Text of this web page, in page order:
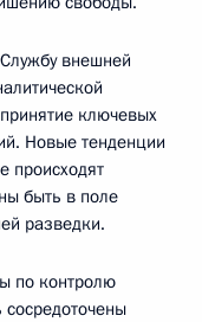
внешней
ключевых
Новые тенденции
происходят
быть в поле
разведки.
по контролю